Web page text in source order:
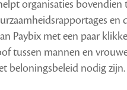
organisaties
en
Paybix met een paar
tussen mannen en
beloningsbeleid nodig zijn.